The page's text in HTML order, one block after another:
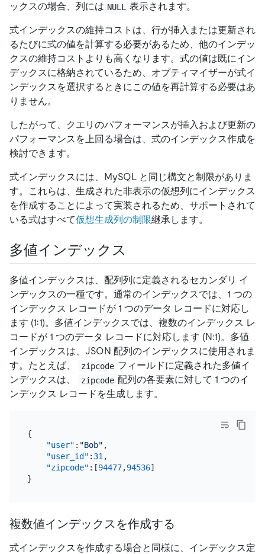
ックスの場合、列には NULL 表示されます。
式インデックスの維持コストは、行が挿入または更新され
るたびに式の値を計算する必要があるため、他のインデッ
クスの維持コストよりも高くなります。式の値は既にイン
デックスに格納されているため、オプティマイザーが式イ
ンデックスを選択するときにこの値を再計算する必要はあ
りません。
したがって、クエリのパフォーマンスが挿入および更新の
パフォーマンスを上回る場合は、式のインデックス作成を
検討できます。
式インデックスには、MySQL と同じ構文と制限がありま
す。これらは、生成された非表示の仮想列にインデックス
を作成することによって実装されるため、サポートされて
いる式はすべて仮想生成列の制限継承します。
多値インデックス
多値インデックスは、配列列に定義されるセカンダリ イ
ンデックスの一種です。通常のインデックスでは、1 つの
インデックス レコードが 1 つのデータ レコードに対応し
ます (1:1)。多値インデックスでは、複数のインデックス レ
コードが 1 つのデータ レコードに対応します (N:1)。多値
インデックスは、JSON 配列のインデックスに使用されま
す。たとえば、
zipcode フィールドに定義された多値イ
ンデックスは、
zipcode 配列の各要素に対して 1 つのイ
ンデックス レコードを生成します。
{
"user" : "Bob" ,
"user_id" : 31 ,
"zipcode" : [94477,94536]
}
複数値インデックスを作成する
式インデックスを作成する場合と同様に、インデックス定